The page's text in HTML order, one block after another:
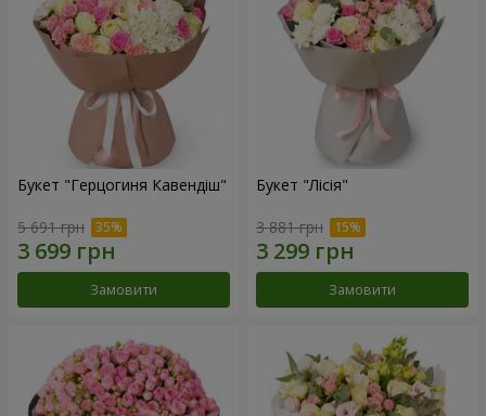
Букет "Герцогиня Кавендіш"
5 691 грн
Замовити
Букет "Лісія"
3 881 грн
Замовити